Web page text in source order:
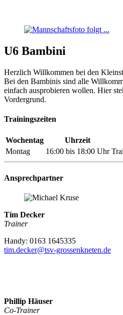
U6 Bambini
Herzlich Willkommen bei den
Bei den Bambinis sind alle
einfach ausprobieren wollen. Hier
Vordergrund.
Trainingszeiten
Wochentag Uhrzeit
Montag
16:00 bis 18:00 Uhr
Ansprechpartner
Tim Decker
Trainer
Handy: 0163 1645335
tim.decker@tsv-grossenkneten.de
Phillip Häuser
Co-Trainer